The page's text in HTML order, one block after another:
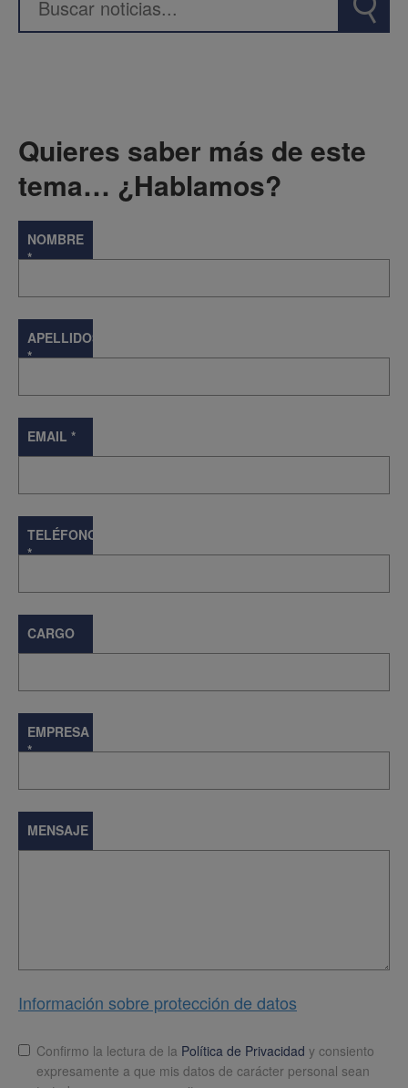
Quieres saber más de este
tema… ¿Hablamos?
NOMBRE
*
APELLIDOS
*
EMAIL *
TELÉFONO
*
CARGO
EMPRESA
*
MENSAJE
Información sobre protección de datos
LopdConfirmo la lectura de la Política de Privacidad y consiento
expresamente a que mis datos de carácter personal sean